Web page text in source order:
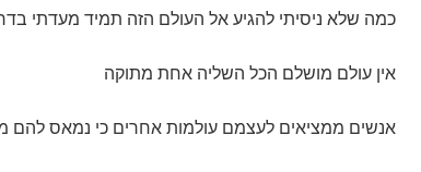
כמה שלא ניסיתי להגיע אל העולם הזה תמיד מעדתי
אין עולם מושלם הכל השליה אחת מתוקה
אנשים ממציאים לעצמם עולמות אחרים כי נמאס להם